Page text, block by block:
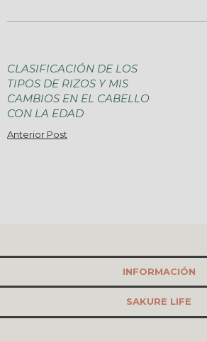
CLASIFICACIÓN DE LOS
TIPOS DE RIZOS Y MIS
CAMBIOS EN EL CABELLO
CON LA EDAD
Anterior Post
INFORMACIÓN
SAKURE LIFE